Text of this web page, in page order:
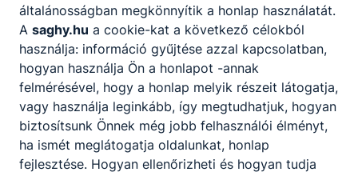
Logikai gondolkodás, jó szemmérték, tér- és
színlátás, önállóság, kézügyesség,
problémamegoldó képesség, csapatmunkában
együttműködési készség.
A SZAKKÉPZETTSÉGGEL RENDELKEZŐ
fogyasztásmérő helyet alakít ki, lakás és
általánosságban megkönnyítik a honlap használatát.
A saghy.hu a cookie-kat a következő célokból
használja: információ gyűjtése azzal kapcsolatban,
hogyan használja Ön a honlapot -annak
felmérésével, hogy a honlap melyik részeit látogatja,
vagy használja leginkább, így megtudhatjuk, hogyan
biztosítsunk Önnek még jobb felhasználói élményt,
ha ismét meglátogatja oldalunkat, honlap
fejlesztése. Hogyan ellenőrizheti és hogyan tudja